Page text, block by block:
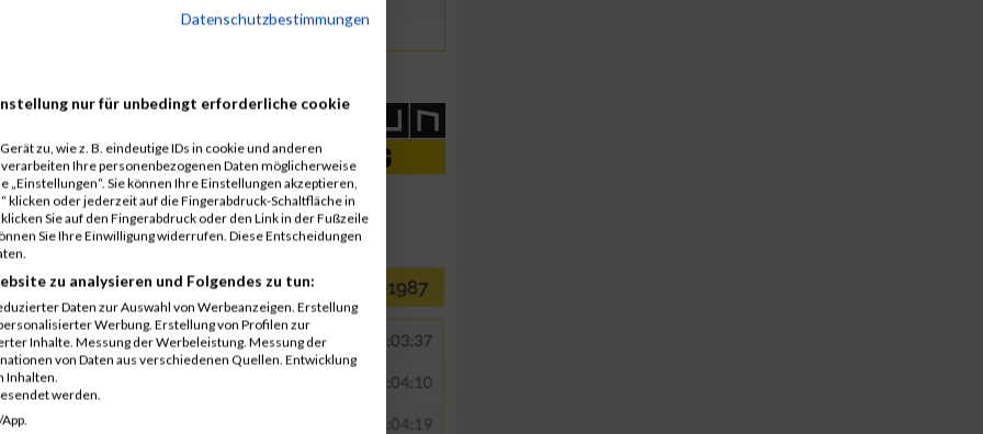
Datenschutzbestimmungen
nur für unbedingt erforderliche cookie
zu, wie z. B. eindeutige IDs in cookie und anderen
Ihre personenbezogenen Daten möglicherweise
Sie können Ihre Einstellungen akzeptieren,
klicken oder jederzeit auf die Fingerabdruck-Schaltfläche in
Sie auf den Fingerabdruck oder den Link in der Fußzeile
Sie Ihre Einwilligung widerrufen. Diese Entscheidungen
zu analysieren und Folgendes zu tun:
Daten zur Auswahl von Werbeanzeigen. Erstellung
Werbung. Erstellung von Profilen zur
Inhalte. Messung der Werbeleistung. Messung der
von Daten aus verschiedenen Quellen. Entwicklung
Inhalten.
werden.